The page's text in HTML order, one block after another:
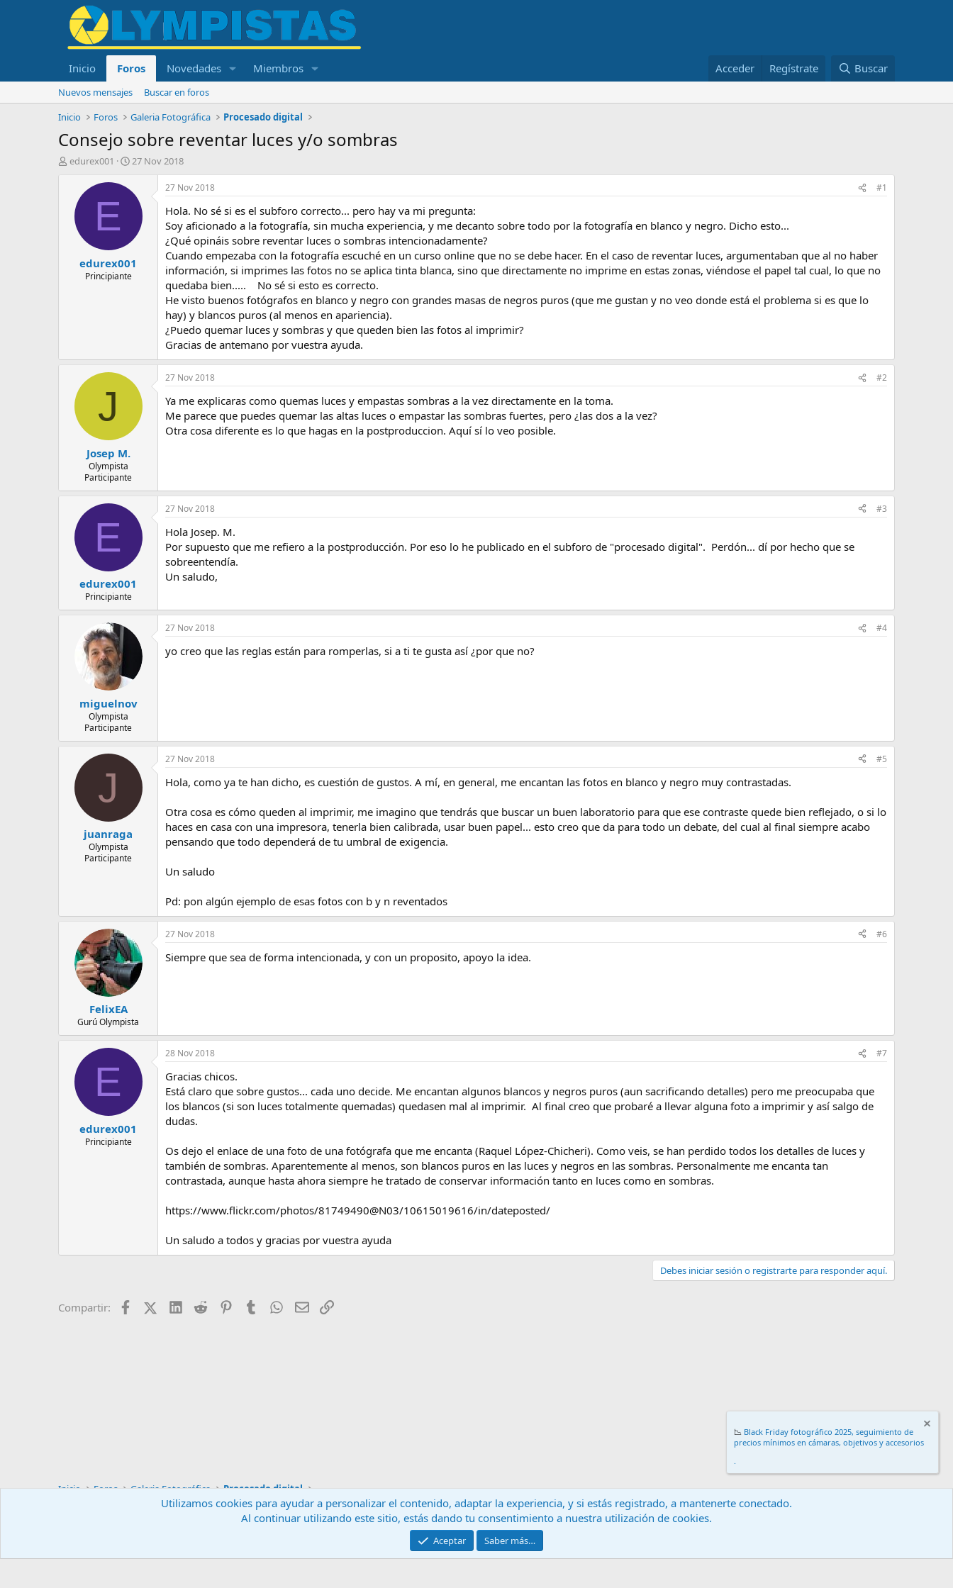
Inicio Foros Novedades Miembros Acceder Regístrate Buscar
Nuevos mensajes
Buscar en foros
Inicio
Foros Galeria Fotográfica Procesado digital
Consejo sobre reventar luces y/o sombras
Iedurex001
F
h
e
n
i
27 Nov 2018
E
edurex001
Principiante
27 Nov 2018 #1
Hola. No sé si es el subforo correcto... pero hay va mi pregunta:
Soy aficionado a la fotografía, sin mucha experiencia, y me decanto sobre todo por la fotografía en blanco y negro. Dicho esto...
¿Qué opináis sobre reventar luces o sombras intencionadamente?
Cuando empezaba con la fotografía escuché en un curso online que no se debe hacer. En el caso de reventar luces, argumentaban que al no haber
información, si imprimes las fotos no se aplica tinta blanca, sino que directamente no imprime en estas zonas, viéndose el papel tal cual, lo que no
quedaba bien..... No sé si esto es correcto.
He visto buenos fotógrafos en blanco y negro con grandes masas de negros puros (que me gustan y no veo donde está el problema si es que lo
hay) y blancos puros (al menos en apariencia).
¿Puedo quemar luces y sombras y que queden bien las fotos al imprimir?
Gracias de antemano por vuestra ayuda.
J
Josep M.
Olympista
Participante
27 Nov 2018 #2
Ya me explicaras como quemas luces y empastas sombras a la vez directamente en la toma.
Me parece que puedes quemar las altas luces o empastar las sombras fuertes, pero ¿las dos a la vez?
Otra cosa diferente es lo que hagas en la postproduccion. Aquí sí lo veo posible.
E
edurex001
Principiante
27 Nov 2018 #3
Hola Josep. M.
Por supuesto que me refiero a la postproducción. Por eso lo he publicado en el subforo de "procesado digital". Perdón... dí por hecho que se
sobreentendía.
Un saludo,
miguelnov
Olympista
Participante
27 Nov 2018 #4
yo creo que las reglas están para romperlas, si a ti te gusta así ¿por que no?
J
juanraga
Olympista
Participante
27 Nov 2018 #5
Hola, como ya te han dicho, es cuestión de gustos. A mí, en general, me encantan las fotos en blanco y negro muy contrastadas.
Otra cosa es cómo queden al imprimir, me imagino que tendrás que buscar un buen laboratorio para que ese contraste quede bien reflejado, o si lo
haces en casa con una impresora, tenerla bien calibrada, usar buen papel... esto creo que da para todo un debate, del cual al final siempre acabo
pensando que todo dependerá de tu umbral de exigencia.
Un saludo
Pd: pon algún ejemplo de esas fotos con b y n reventados
FelixEA
Gurú Olympista
27 Nov 2018 #6
Siempre que sea de forma intencionada, y con un proposito, apoyo la idea.
E
edurex001
Principiante
28 Nov 2018 #7
Gracias chicos.
Está claro que sobre gustos... cada uno decide. Me encantan algunos blancos y negros puros (aun sacrificando detalles) pero me preocupaba que
los blancos (si son luces totalmente quemadas) quedasen mal al imprimir. Al final creo que probaré a llevar alguna foto a imprimir y así salgo de
dudas.
Os dejo el enlace de una foto de una fotógrafa que me encanta (Raquel López-Chicheri). Como veis, se han perdido todos los detalles de luces y
también de sombras. Aparentemente al menos, son blancos puros en las luces y negros en las sombras. Personalmente me encanta tan
contrastada, aunque hasta ahora siempre he tratado de conservar información tanto en luces como en sombras.
https://www.flickr.com/photos/81749490@N03/10615019616/in/dateposted/
Un saludo a todos y gracias por vuestra ayuda
Debes iniciar sesión o registrarte para responder aquí.
Compartir: FacebookX (Twitter)
LinkedIn
Reddit PinterestTumblrWhatsApp
EmailEnlace
Inicio Foros Galeria Fotográfica Procesado digital
Contáctanos Términos y reglas
Community platform by XenForo® © 2010-2024 XenForo Ltd.
📉 Black Friday fotográfico 2025, seguimiento de
precios mínimos en cámaras, objetivos y accesorios
.
Utilizamos cookies para ayudar a personalizar el contenido, adaptar la experiencia, y si estás registrado, a mantenerte conectado.
Al continuar utilizando este sitio, estás dando tu consentimiento a nuestra utilización de cookies.
Aceptar Saber más…